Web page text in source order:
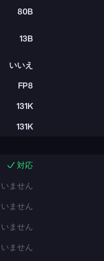
80B
13B
いいえ
FP8
131K
131K
対応
ません
ません
ません
ません